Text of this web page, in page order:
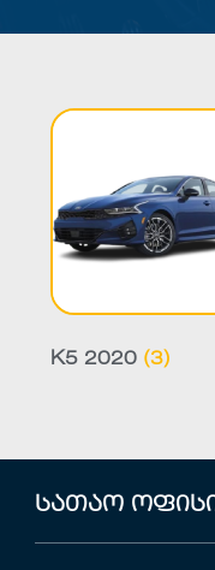
K5 2020 (3)
სათაო